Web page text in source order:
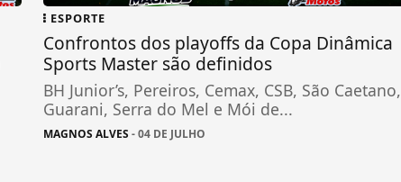
ESPORTE
Confrontos dos playoffs da Copa Dinâmica
Sports Master são definidos
BH Junior’s, Pereiros, Cemax, CSB, São Caetano,
Guarani, Serra do Mel e Mói de...
MAGNOS ALVES - 04 DE JULHO